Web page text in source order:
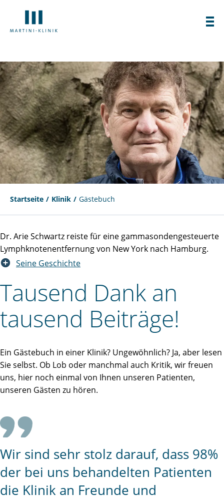
Startseite Klinik Gästebuch
Dr. Arie Schwartz reiste für eine gammasondengesteuerte
Lymphknotenentfernung von New York nach Hamburg.
Seine Geschichte
Tausend Dank an
tausend Beiträge!
Ein Gästebuch in einer Klinik? Ungewöhnlich? Ja, aber lesen
Sie selbst. Ob Lob oder manchmal auch Kritik, wir freuen
uns, hier noch einmal von Ihnen unseren Patienten,
unseren Gästen zu hören.
Wir sind sehr stolz darauf, dass 98%
der bei uns behandelten Patienten
die Klinik an Freunde und